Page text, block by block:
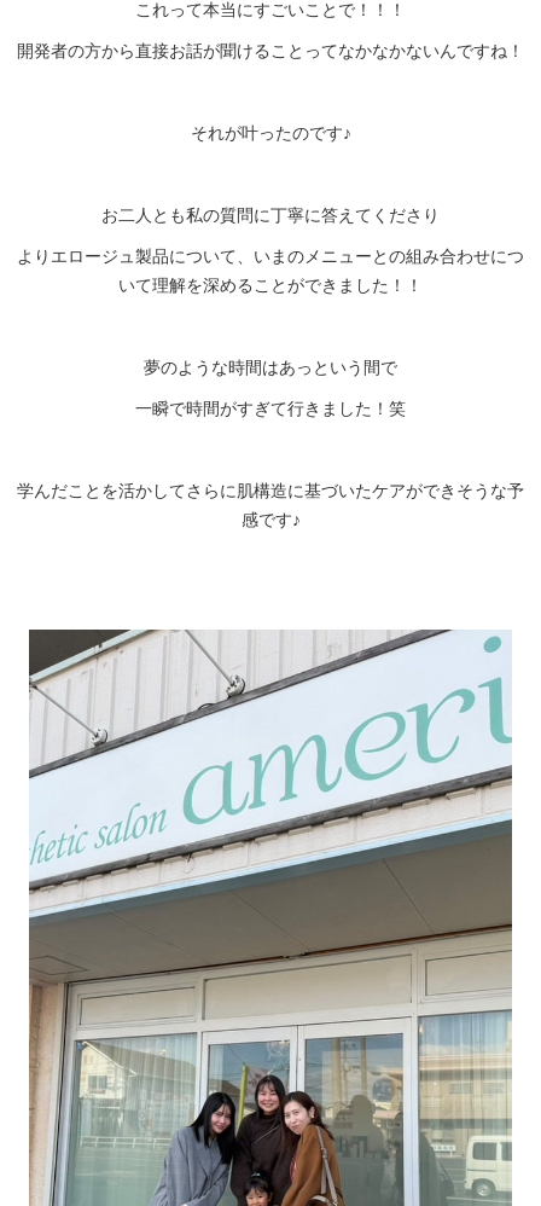
これって本当にすごいことで！！！
開発者の方から直接お話が聞けることってなかなかないんですね！
それが叶ったのです♪
お二人とも私の質問に丁寧に答えてくださり
よりエロージュ製品について、いまのメニューとの組み合わせにつ
いて理解を深めることができました！！
夢のような時間はあっという間で
一瞬で時間がすぎて行きました！笑
学んだことを活かしてさらに肌構造に基づいたケアができそうな予
感です♪